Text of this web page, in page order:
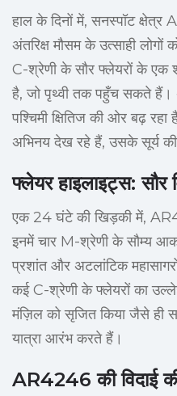
हाल के दिनों में, सनस्पॉट क्षेत्र
अंतरिक्ष मौसम के उत्साही
C-श्रेणी के सौर फ्लेयरों के एक
है, जो पृथ्वी तक पहुँच सकते
पश्चिमी क्षितिज की ओर बढ़
अभिनय देख रहे हैं, उसके सूर्य
फ्लेयर हाइलाइट्स: सौर
एक 24 घंटे की खिड़की में,
इनमें चार M-श्रेणी के सौम्य
प्रशांत और अटलांटिक
कई C-श्रेणी के फ्लेयरों का
मंज़िल को सृजित किया जैसे ही
यात्रा आरंभ करते हैं।
AR4246 की विदाई